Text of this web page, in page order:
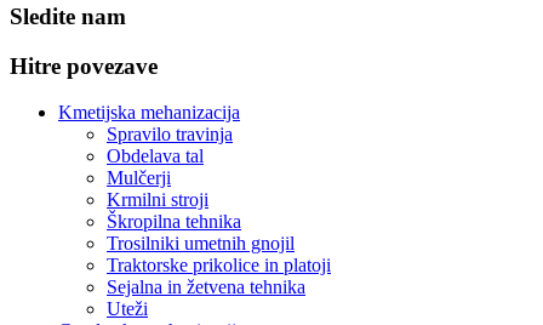
Sledite nam
Hitre povezave
Kmetijska mehanizacija
Spravilo travinja
Obdelava tal
Mulčerji
Krmilni stroji
Škropilna tehnika
Trosilniki umetnih gnojil
Traktorske prikolice in platoji
Sejalna in žetvena tehnika
Uteži